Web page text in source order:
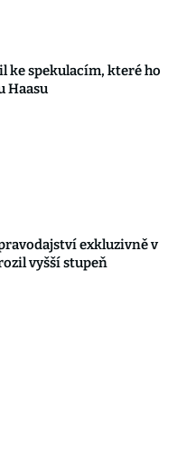
ke spekulacím, které ho
Haasu
exkluzivně v
vyšší stupeň